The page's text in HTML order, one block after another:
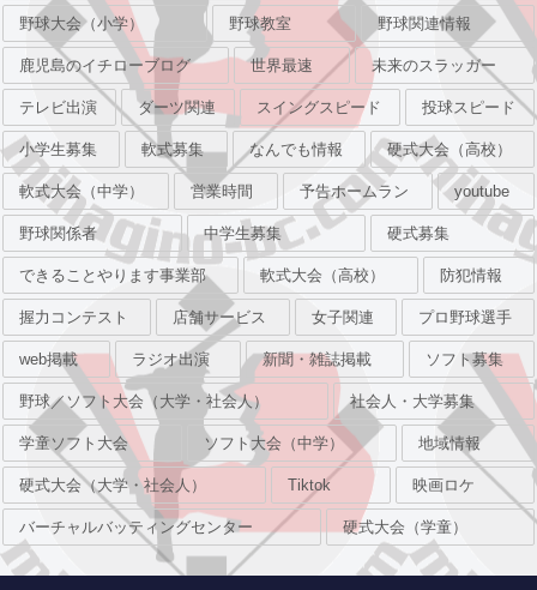
野球大会（小学） 野球教室 野球関連情報
鹿児島のイチローブログ 世界最速 未来のスラッガー
テレビ出演 ダーツ関連 スイングスピード 投球スピード
小学生募集 軟式募集 なんでも情報 硬式大会（高校）
軟式大会（中学） 営業時間 予告ホームラン youtube
野球関係者 中学生募集 硬式募集
できることやります事業部 軟式大会（高校） 防犯情報
握力コンテスト 店舗サービス 女子関連 プロ野球選手
web掲載 ラジオ出演 新聞・雑誌掲載 ソフト募集
野球／ソフト大会（大学・社会人） 社会人・大学募集
学童ソフト大会 ソフト大会（中学） 地域情報
硬式大会（大学・社会人） Tiktok 映画ロケ
バーチャルバッティングセンター 硬式大会（学童）